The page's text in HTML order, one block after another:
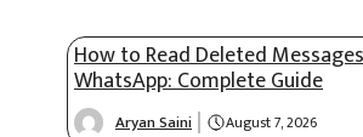
How to Read Deleted
WhatsApp: Complete Guide
Aryan Saini August 7, 2026